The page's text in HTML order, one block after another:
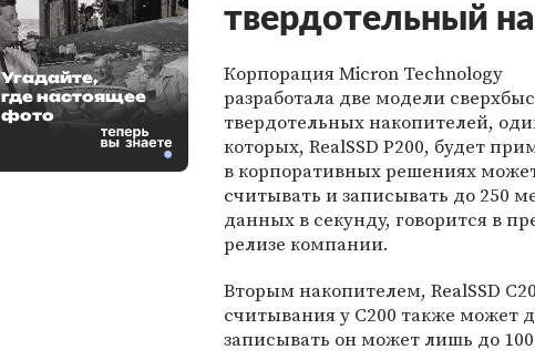
твердотельный
Корпорация Micron Technology
разработала две модели
твердотельных накопителей,
которых, RealSSD P200, будет
в корпоративных решениях
считывать и записывать до 250
данных в секунду, говорится в
релизе компании.
Вторым накопителем, RealSSD
считывания у C200 также может
записывать он может лишь до
Угадайте,
где настоящее
фото